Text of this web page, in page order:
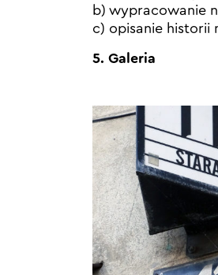
b) wypracowanie
c) opisanie historii
5. Galeria